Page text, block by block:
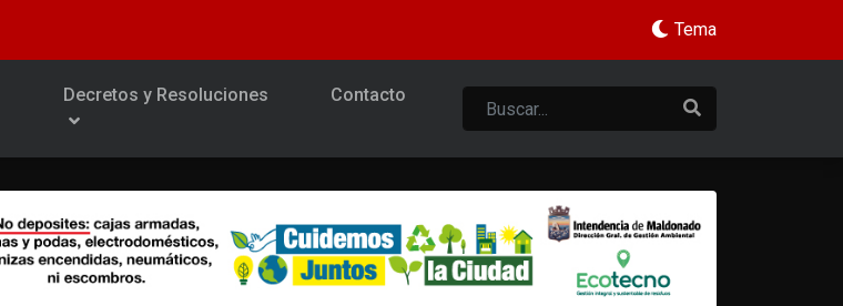
Tema
Decretos y Resoluciones Contacto